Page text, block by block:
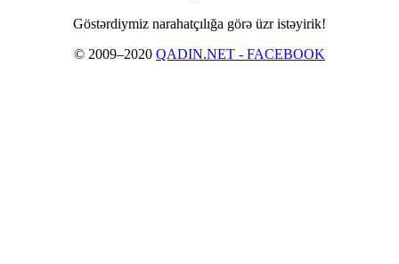
Göstərdiymiz narahatçılığa görə üzr istəyirik!
© 2009–2020 QADIN.NET - FACEBOOK